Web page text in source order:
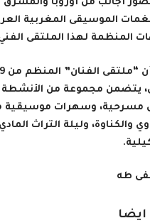
أجانب من أوروبا والمشرق
الموسيقى المغربية
المنظمة لهذا الملتقى
يتضمن مجموعة من الأنشطة
مسرحية، وسهرات موسيقية
والكناوة، وليلة التراث
.
طه